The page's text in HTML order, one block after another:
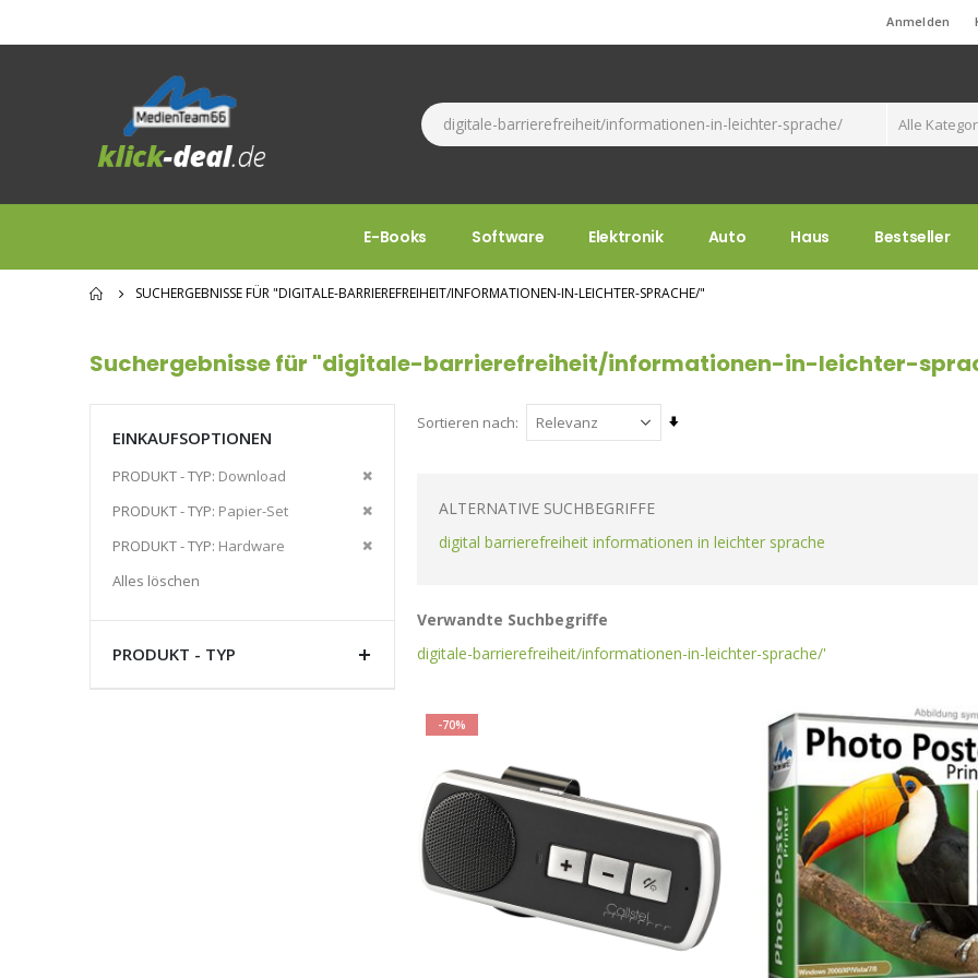
Anmelden
E-Books Software Elektronik Auto Haus Bestseller
SUCHERGEBNISSE FÜR "DIGITALE-BARRIEREFREIHEIT/INFORMATIONEN-IN-LEICHTER-SPRACHE/"
Suchergebnisse für "digitale-barrierefreiheit/informationen-in-leichter-
Sortieren nach
Aufsteigend
ALTERNATIVE SUCHBEGRIFFE
digital barrierefreiheit informationen in leichter sprache
Verwandte Suchbegriffe
digitale-barrierefreiheit/informationen-in-leichter-sprache/'
-70%
EINKAUFSOPTIONEN
PRODUKT - TYP Download
Diesen
PRODUKT - TYP Papier-Set
Diesen
PRODUKT - TYP Hardware
Diesen
Alles löschen
PRODUKT - TYP